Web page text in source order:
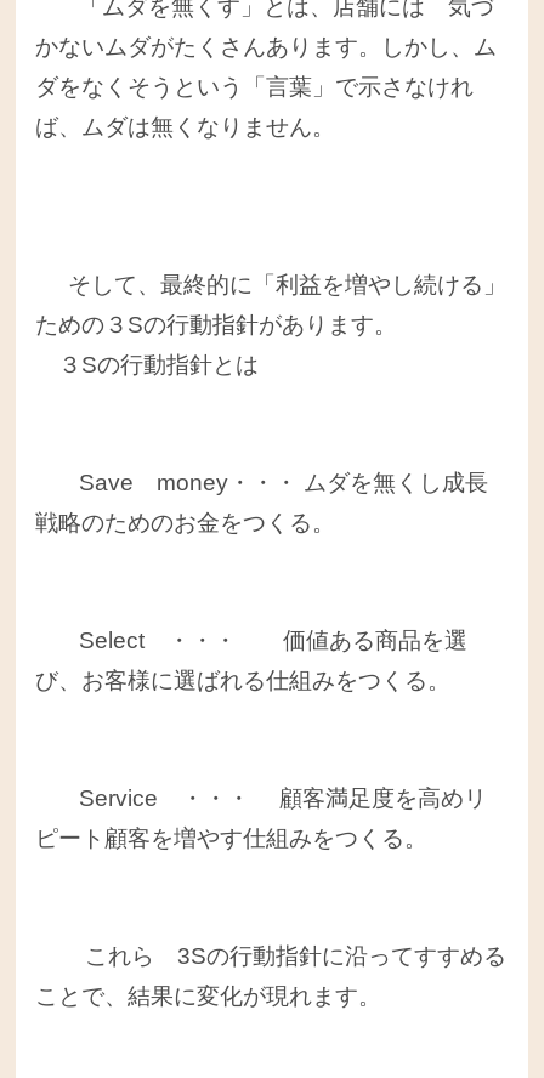
「ムダを無くす」とは、店舗には 気づ
かないムダがたくさんあります。しかし、ム
ダをなくそうという「言葉」で示さなけれ
ば、ムダは無くなりません。
そして、最終的に「利益を増やし続ける」
ための３Sの行動指針があります。
３Sの行動指針とは
Save money・・・ ムダを無くし成長
戦略のためのお金をつくる。
Select ・・・ 価値ある商品を選
び、お客様に選ばれる仕組みをつくる。
Service ・・・ 顧客満足度を高めリ
ピート顧客を増やす仕組みをつくる。
これら 3Sの行動指針に沿ってすすめる
ことで、結果に変化が現れます。